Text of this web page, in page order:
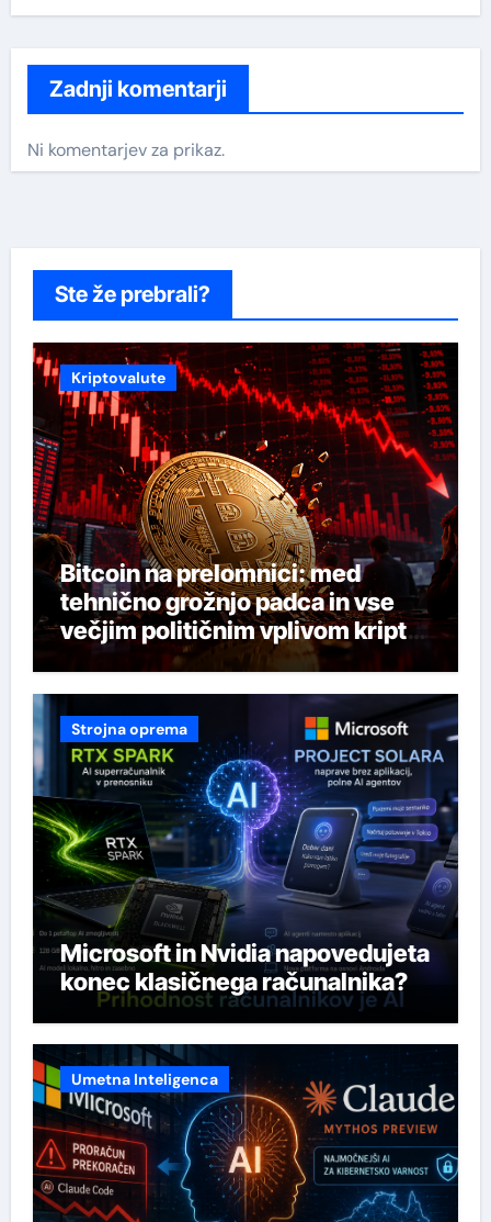
Zadnji komentarji
Ni komentarjev za prikaz.
Ste že prebrali?
Kriptovalute
Bitcoin na prelomnici: med
tehnično grožnjo padca in vse
večjim političnim vplivom kripto
industrije
Strojna oprema
Microsoft in Nvidia napovedujeta
konec klasičnega računalnika?
Umetna Inteligenca